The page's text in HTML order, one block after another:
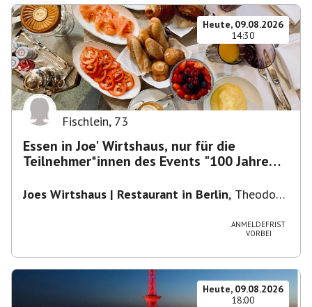
Heute, 09.08.2026
14:30
Fischlein, 73
Essen in Joe' Wirtshaus, nur für die
Teilnehmer*innen des Events "100 Jahre
Joes Wirtshaus | Restaurant in Berlin, Theodor-
ANMELDEFRIST
VORBEI
Heute, 09.08.2026
18:00